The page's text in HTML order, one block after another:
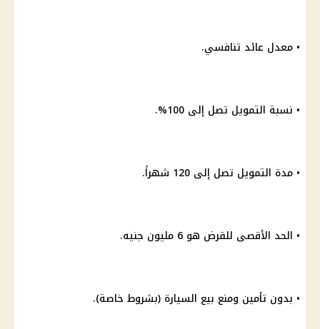
• معدل عائد تنافسي.
• نسبة التمويل تصل إلى 100%.
• مدة التمويل تصل إلى 120 شهراً.
• الحد الأقصى للقرض هو 6 مليون جنيه.
• بدون تأمين ومنع بيع السيارة (بشروط خاصة).